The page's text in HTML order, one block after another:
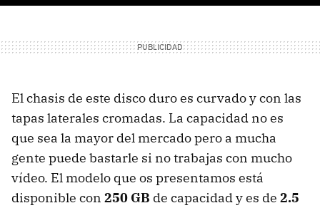
El chasis de este disco duro es curvado y con las
tapas laterales cromadas. La capacidad no es
que sea la mayor del mercado pero a mucha
gente puede bastarle si no trabajas con mucho
vídeo. El modelo que os presentamos está
disponible con 250 GB de capacidad y es de 2.5